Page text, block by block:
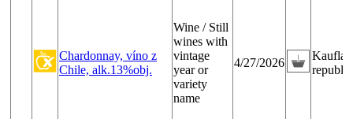
Chardonnay, víno z
Chile, alk.13%obj.
Wine / Still
wines with
vintage
year or
variety
name
4/27/2026